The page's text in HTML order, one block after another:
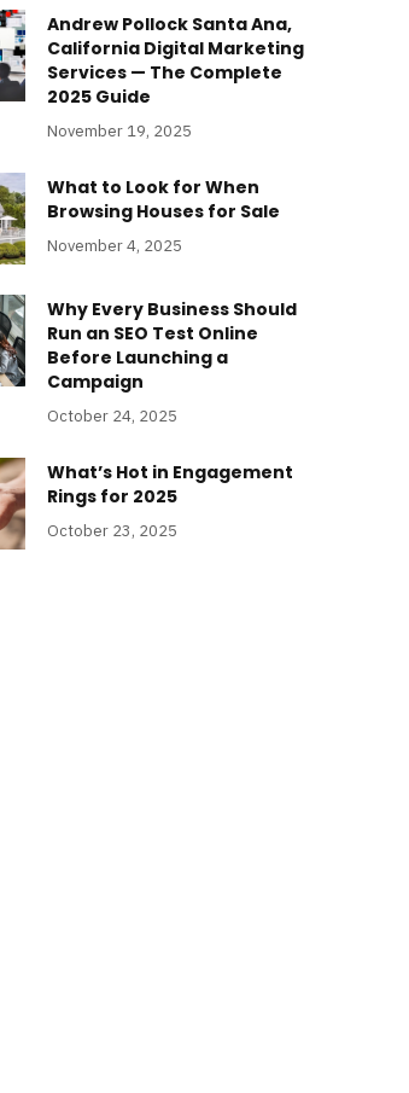
Andrew Pollock Santa Ana,
California Digital Marketing
Services — The Complete
2025 Guide
November 19, 2025
What to Look for When
Browsing Houses for Sale
November 4, 2025
Why Every Business Should
Run an SEO Test Online
Before Launching a
Campaign
October 24, 2025
What’s Hot in Engagement
Rings for 2025
October 23, 2025